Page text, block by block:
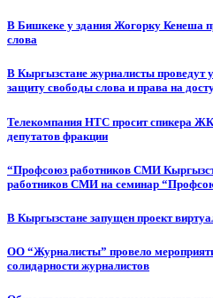
В Бишкеке у здания Жогорку Кенеша
слова
В Кыргызстане журналисты проведут
защиту свободы слова и права на
Телекомпания НТС просит спикера ЖК
депутатов фракции
“Профсоюз работников СМИ
работников СМИ на семинар
В Кыргызстане запущен проект
ОО “Журналисты” провело
солидарности журналистов